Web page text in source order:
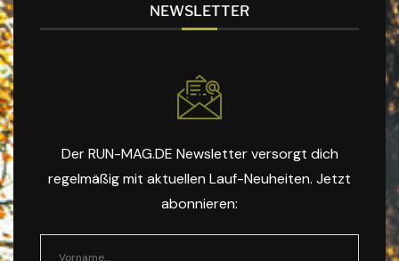
NEWSLETTER
Der RUN-MAG.DE Newsletter versorgt dich
regelmäßig mit aktuellen Lauf-Neuheiten. Jetzt
abonnieren: